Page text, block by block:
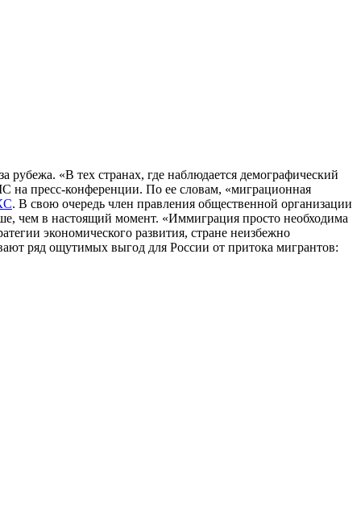
«В тех странах, где наблюдается демографический
на пресс-конференции. По ее словам, «миграционная
. В свою очередь член правления общественной организации
чем в настоящий момент. «Иммиграция просто необходима
экономического развития, стране неизбежно
ряд ощутимых выгод для России от притока мигрантов: